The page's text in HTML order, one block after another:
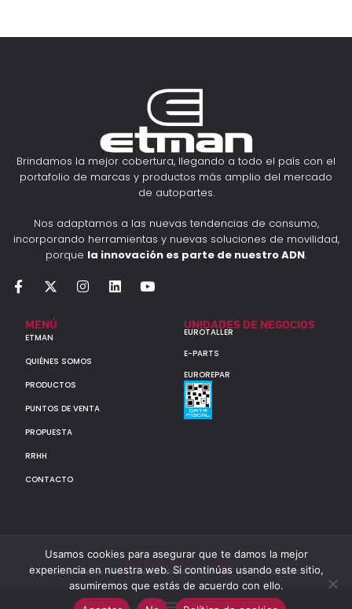
Brindamos la mejor cobertura, llegando a todo el país con el
portafolio de marcas y productos más amplio del mercado
de autopartes.
Nos adaptamos a las nuevas tendencias de consumo,
incorporando herramientas y nuevas soluciones de movilidad,
porque la innovación es parte de nuestro ADN.
MENÚ
ETMAN
QUIÉNES SOMOS
PRODUCTOS
PUNTOS DE VENTA
PROPUESTA
RRHH
CONTACTO
UNIDADES DE NEGOCIOS
EUROTALLER
E-PARTS
EUROREPAR
GRUPO ETMAN : : 2026
Todos los derechos reservados a MULTIORIGINAL PARTS S.A. (CUIT: 30-60142852-7)
Usamos cookies para asegurar que te damos la mejor
experiencia en nuestra web. Si continúas usando este sitio,
asumiremos que estás de acuerdo con ello.